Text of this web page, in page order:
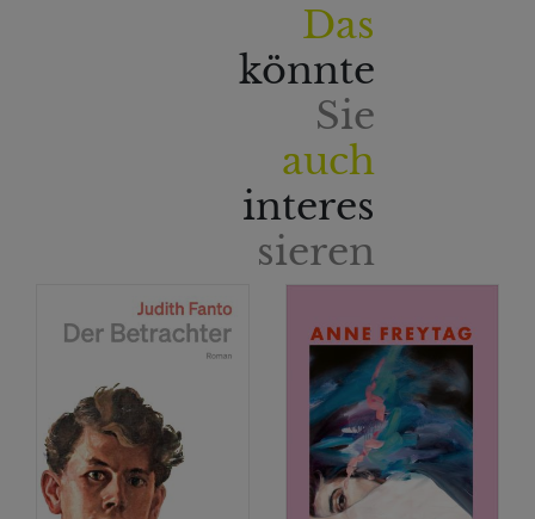
Das
könnte
Sie
auch
interes
sieren